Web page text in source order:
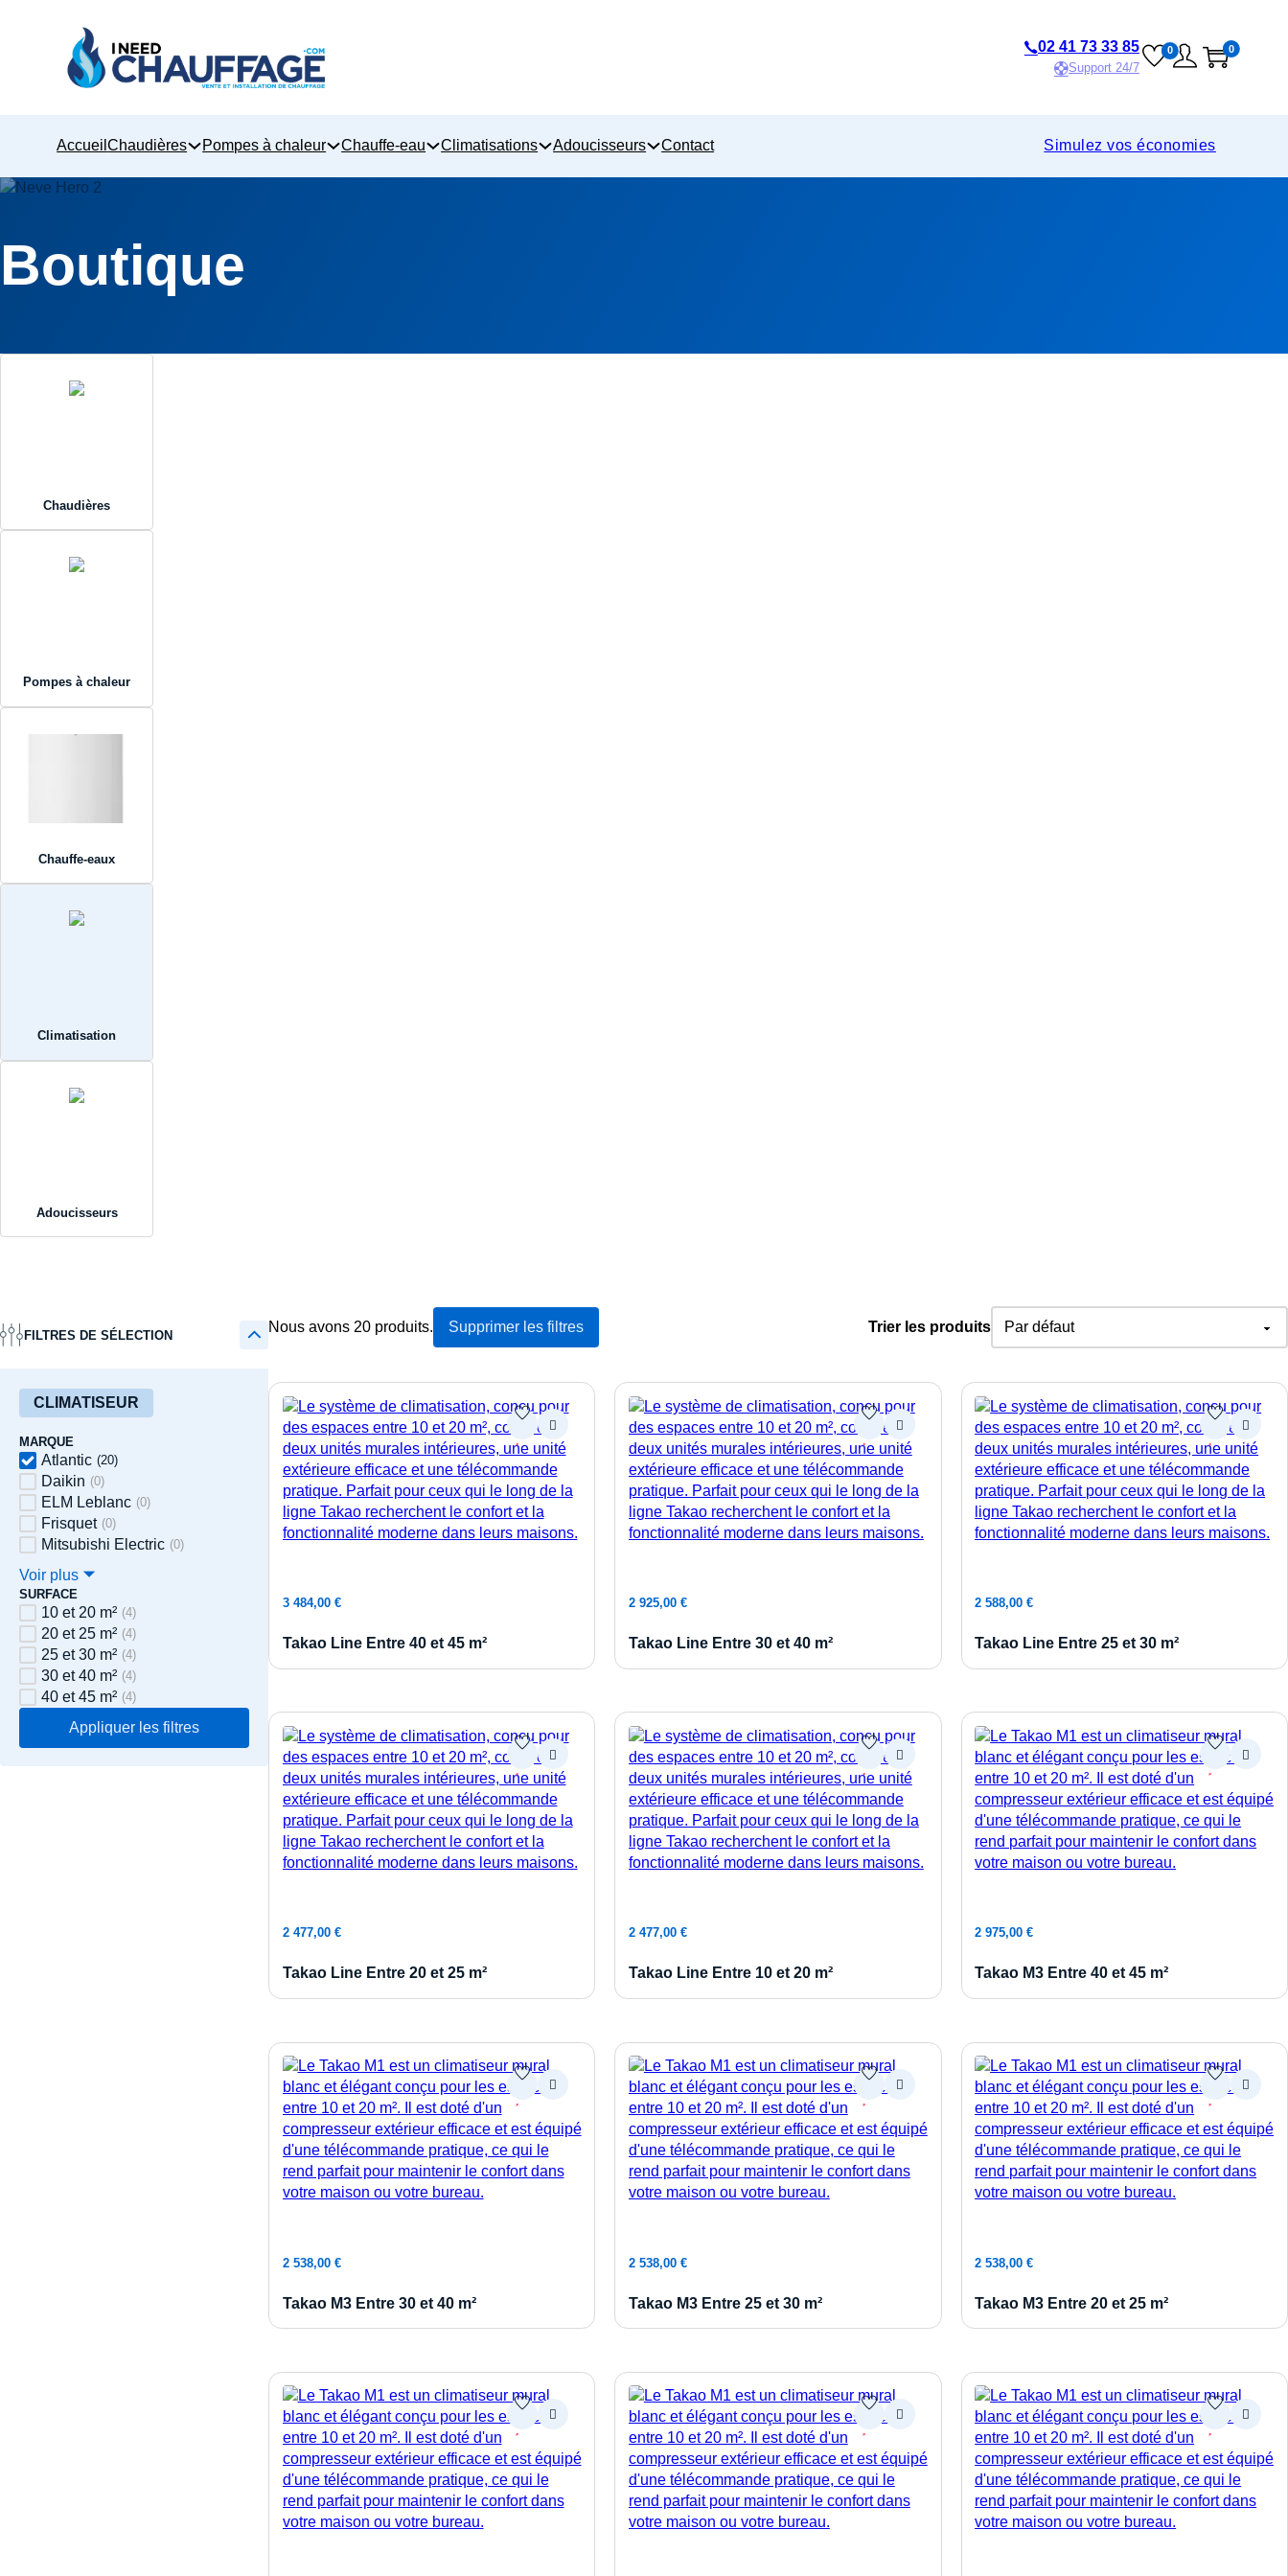
02 41 73 33 85
Support 24/7
0 0
AccueilChaudières Pompes à chaleur Chauffe-eau Climatisations Adoucisseurs Contact Simulez vos économies
Boutique
Chaudières
Pompes à chaleur
Chauffe-eaux
Climatisation
Adoucisseurs
FILTRES DE SÉLECTION
CLIMATISEUR
MARQUE
Atlantic (20)
Daikin (0)
ELM Leblanc (0)
Frisquet (0)
Mitsubishi Electric (0)
Voir plus 🞃
SURFACE
10 et 20 m² (4)
20 et 25 m² (4)
25 et 30 m² (4)
30 et 40 m² (4)
40 et 45 m² (4)
Appliquer les filtres
Nous avons 20 produits. Supprimer les filtres Trier les produits
3 484,00 €
Takao Line Entre 40 et 45 m²
2 925,00 €
Takao Line Entre 30 et 40 m²
2 588,00€
Takao Line Entre 25 et 30 m²
2 477,00 €
Takao Line Entre 20 et 25 m²
2 477,00 €
Takao Line Entre 10 et 20 m²
2 975,00€
Takao M3 Entre 40 et 45 m²
2 538,00 €
Takao M3 Entre 30 et 40 m²
2 538,00 €
Takao M3 Entre 25 et 30 m²
2 538,00€
Takao M3 Entre 20 et 25 m²